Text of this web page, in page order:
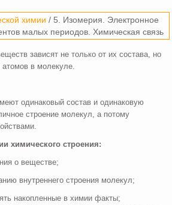
химии / 5. Изомерия. Электронное
малых периодов. Химическая связь
зависят не только от их состава, но
атомов в молекуле.
одинаковый состав и одинаковую
строение молекул, а потому
химического строения:
о веществе;
внутреннего строения молекул;
накопленные в химии факты;